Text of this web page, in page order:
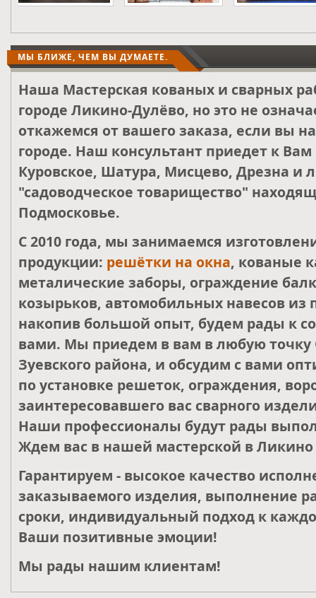
МЫ БЛИЖЕ, ЧЕМ ВЫ ДУМАЕТЕ.
Наша Мастерская кованых и сварных
городе Ликино-Дулёво, но это не
откажемся от вашего заказа, если вы
городе. Наш консультант приедет к
Куровское, Шатура, Мисцево, Дрезна и
"садоводческое товарищество"
Подмосковье.
С 2010 года, мы занимаемся
продукции: решётки на окна, кованые
металические заборы, ограждение
козырьков, автомобильных навесов из
накопив большой опыт, будем рады к
вами. Мы приедем в вам в любую точку
Зуевского района, и обсудим с вами
по установке решеток, ограждения,
заинтересовавшего вас сварного
Наши профессионалы будут рады
Ждем вас в нашей мастерской в Ликино
Гарантируем - высокое качество
заказываемого изделия, выполнение
сроки, индивидуальный подход к
Ваши позитивные эмоции!
Мы рады нашим клиентам!